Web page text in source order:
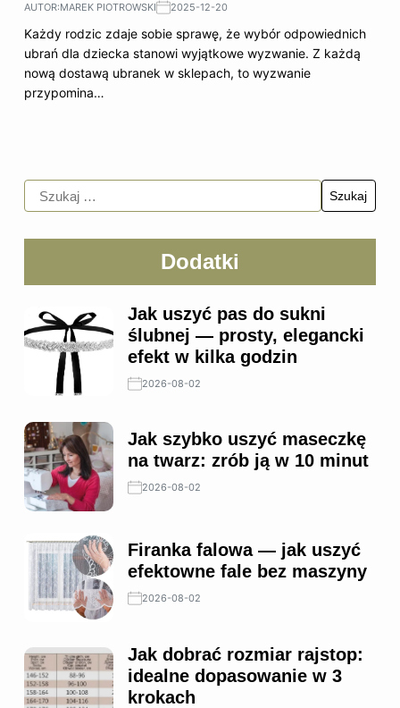
AUTOR:MAREK PIOTROWSKI 2025-12-20
Każdy rodzic zdaje sobie sprawę, że wybór odpowiednich
ubrań dla dziecka stanowi wyjątkowe wyzwanie. Z każdą
nową dostawą ubranek w sklepach, to wyzwanie
przypomina…
Dodatki
Jak uszyć pas do sukni
ślubnej — prosty, elegancki
efekt w kilka godzin
2026-08-02
Jak szybko uszyć maseczkę
na twarz: zrób ją w 10 minut
2026-08-02
Firanka falowa — jak uszyć
efektowne fale bez maszyny
2026-08-02
Jak dobrać rozmiar rajstop:
idealne dopasowanie w 3
krokach